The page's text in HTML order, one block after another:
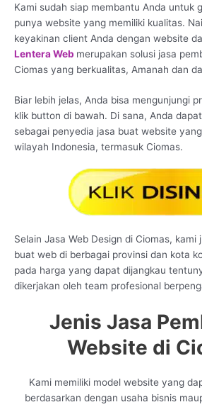
Kami sudah siap membantu Anda untuk
punya website yang memiliki kualitas.
keyakinan client Anda dengan website
Lentera Web merupakan solusi jasa
Ciomas yang berkualitas, Amanah dan
Biar lebih jelas, Anda bisa mengunjungi
klik button di bawah. Di sana, Anda
sebagai penyedia jasa buat website
wilayah Indonesia, termasuk Ciomas.
Selain Jasa Web Design di Ciomas, kami
buat web di berbagai provinsi dan kota
pada harga yang dapat dijangkau
dikerjakan oleh team profesional
Jenis Jasa
Website di
Kami memiliki model website yang
berdasarkan dengan usaha bisnis